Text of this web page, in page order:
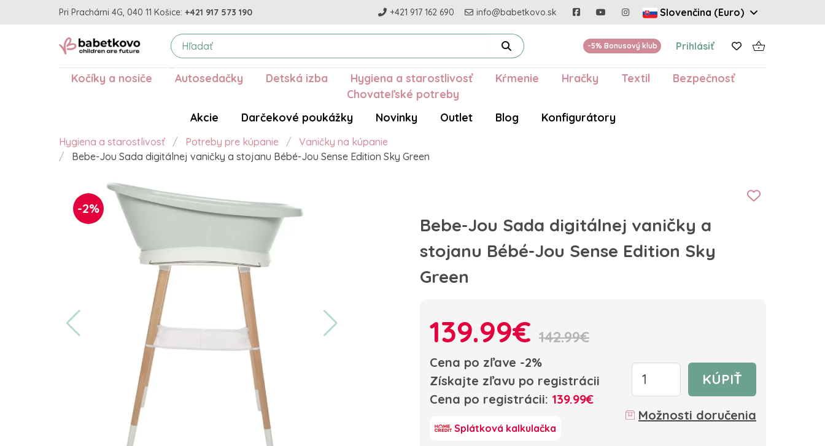
Pri Prachárni 4G, 040 11 Košice: +421 917 573 190 +421 917 162 690 info@babetkovo.sk Slovenčina (Euro)
-5% Bonusový klub Prihlásiť
Kočíky a nosiče Autosedačky Detská izba Hygiena a starostlivosť Kŕmenie Hračky Textil
Bezpečnosť
Chovateľské potreby
Akcie
Darčekové poukážky Novinky Outlet Blog Konfigurátory
Hygiena a starostlivosť Potreby pre kúpanie
Vaničky na kúpanie
Bebe-Jou Sada digitálnej vaničky a stojanu Bébé-Jou Sense Edition Sky Green
-2%
Bebe-Jou Sada digitálnej vaničky a
stojanu Bébé-Jou Sense Edition Sky
Green
139.99€ 142.99€
Cena po zľave -2%
Získajte zľavu po registrácii
Cena po registrácii: 139.99€
Splátková kalkulačka
KÚPIŤ
Možnosti doručenia